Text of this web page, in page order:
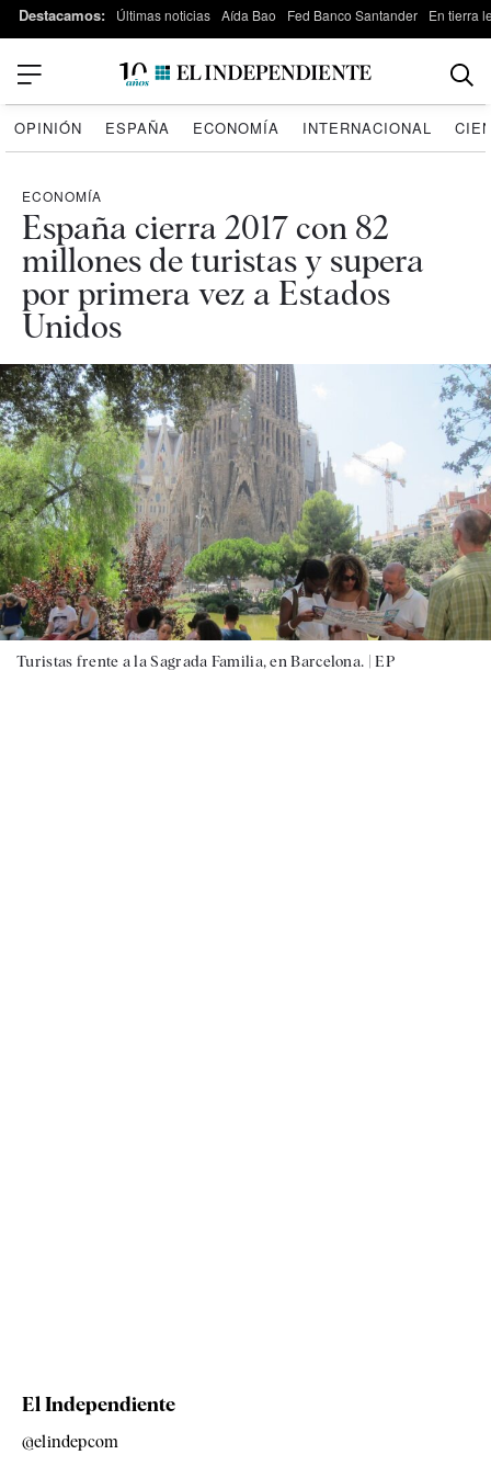
Destacamos: Últimas noticias Aída Bao Fed Banco Santander En tierra
OPINIÓN ESPAÑA ECONOMÍA INTERNACIONAL
ECONOMÍA
España cierra 2017 con 82
millones de turistas y supera
por primera vez a Estados
Unidos
Turistas frente a la Sagrada Familia, en Barcelona. |EP
El Independiente
@elindepcom